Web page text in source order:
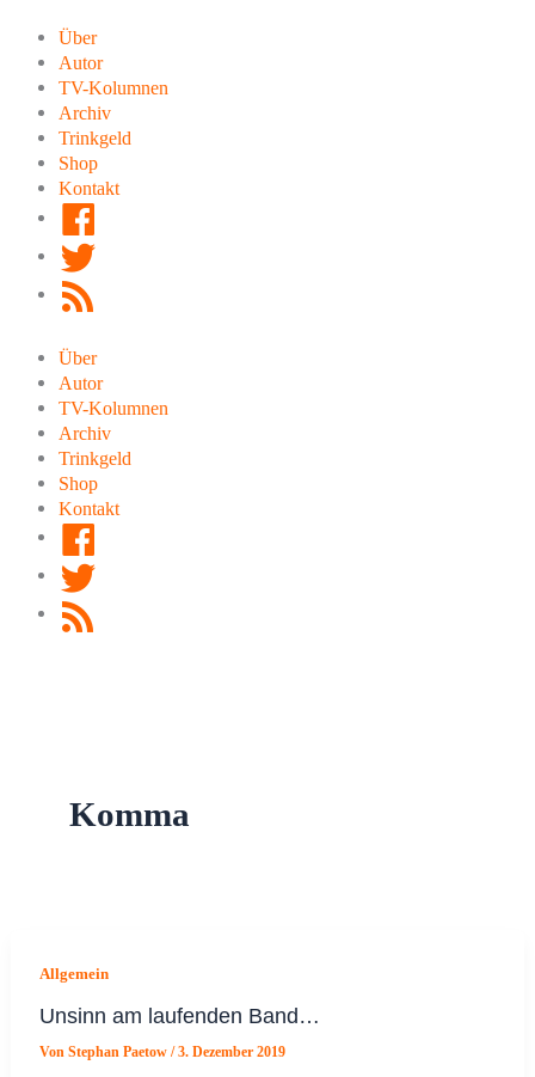
Inhalt
springen
Über
Autor
TV-Kolumnen
Archiv
Trinkgeld
Shop
Kontakt
Über
Autor
TV-Kolumnen
Archiv
Trinkgeld
Shop
Kontakt
Komma
Allgemein
Unsinn am laufenden Band…
VonStephan Paetow/3. Dezember 2019